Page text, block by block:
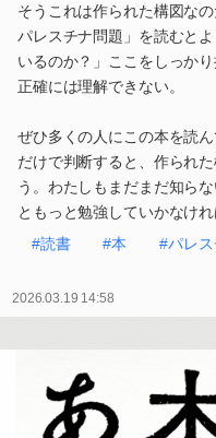
そうこれは作られた構図な
パレスチナ問題」を読むと
いるのか？」ここをしっか
正確には理解できない。
ぜひ多くの人にこの本を読
だけで判断すると、作られ
う。わたしもまだまだ知ら
ともっと勉強していかなけれ
#読書
#本 #パレス
2026.03.19 14:58